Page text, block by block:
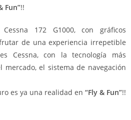
Fun”!!
172 G1000, con gráficos
de una experiencia irrepetible
Cessna, con la tecnología más
el sistema de navegación
es ya una realidad en “Fly & Fun”!!